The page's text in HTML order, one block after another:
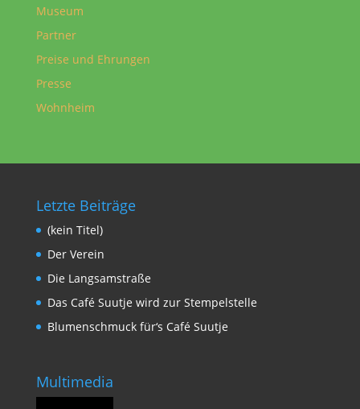
Museum
Partner
Preise und Ehrungen
Presse
Wohnheim
Letzte Beiträge
(kein Titel)
Der Verein
Die Langsamstraße
Das Café Suutje wird zur Stempelstelle
Blumenschmuck für‘s Café Suutje
Multimedia